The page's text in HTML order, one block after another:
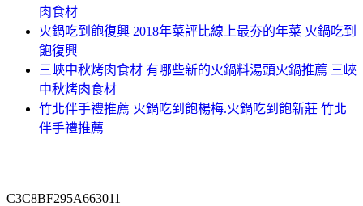
肉食材
火鍋吃到飽復興 2018年菜評比線上最夯的年菜 火鍋吃到
飽復興
三峽中秋烤肉食材 有哪些新的火鍋料湯頭火鍋推薦 三峽
中秋烤肉食材
竹北伴手禮推薦 火鍋吃到飽楊梅.火鍋吃到飽新莊 竹北
伴手禮推薦
C3C8BF295A663011